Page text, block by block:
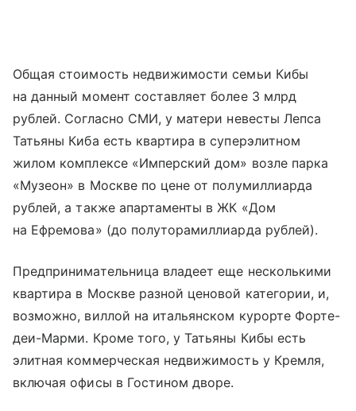
Общая стоимость недвижимости семьи Кибы
на данный момент составляет более 3 млрд
рублей. Согласно СМИ, у матери невесты Лепса
Татьяны Киба есть квартира в суперэлитном
жилом комплексе «Имперский дом» возле парка
«Музеон» в Москве по цене от полумиллиарда
рублей, а также апартаменты в ЖК «Дом
на Ефремова» (до полуторамиллиарда рублей).
Предпринимательница владеет еще несколькими
квартира в Москве разной ценовой категории, и,
возможно, виллой на итальянском курорте Форте-
деи-Марми. Кроме того, у Татьяны Кибы есть
элитная коммерческая недвижимость у Кремля,
включая офисы в Гостином дворе.